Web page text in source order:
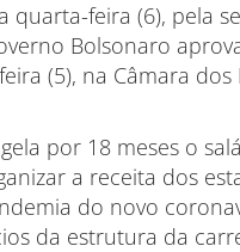
feira (6), pela
Bolsonaro
(5), na Câmara
por 18 meses o
a receita dos
do novo
da estrutura da